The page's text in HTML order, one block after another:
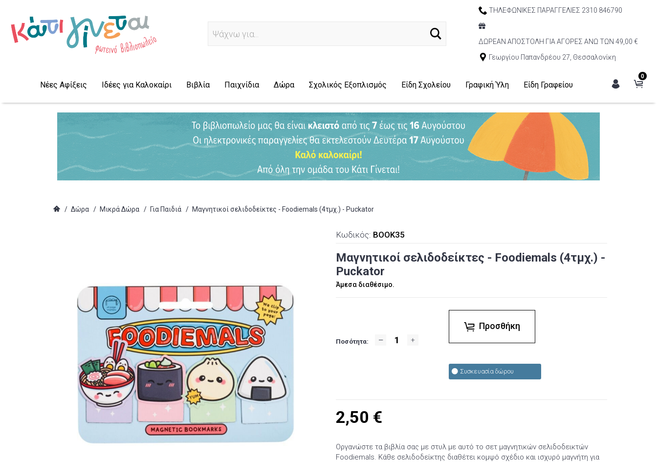
Αναζήτησ
ΤΗΛΕΦΩΝΙΚΕΣ ΠΑΡΑΓΓΕΛΙΕΣ 2310 846790
ΔΩΡΕΑΝ ΑΠΟΣΤΟΛΗ ΓΙΑ ΑΓΟΡΕΣ ΑΝΩ ΤΩΝ 49,00 €
Γεωργίου Παπανδρέου 27, Θεσσαλονίκη
0
Νέες Αφίξεις Ιδέες για Καλοκαίρι Βιβλία Παιχνίδια Δώρα Σχολικός Εξοπλισμός Είδη Σχολείου Γραφική Ύλη Είδη Γραφείου
/ Δώρα / Μικρά Δώρα / Για Παιδιά / Μαγνητικοί σελιδοδείκτες - Foodiemals (4τμχ.) - Puckator
Κωδικός: BOOK35
Μαγνητικοί σελιδοδείκτες - Foodiemals (4τμχ.) -
Puckator
Άμεσα διαθέσιμο.
Ποσότητα:
Προσθήκη
Συσκευασία δώρου
2,50 €
Οργανώστε τα βιβλία σας με στυλ με αυτό το σετ μαγνητικών σελιδοδεικτών
Foodiemals. Κάθε σελιδοδείκτης διαθέτει κομψό σχέδιο και ισχυρό μαγνήτη για